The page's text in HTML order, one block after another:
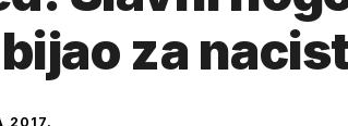
za
2017.